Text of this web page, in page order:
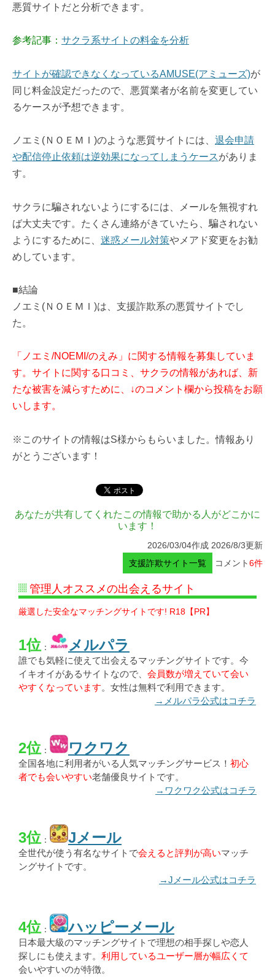
悪質サイトだと分析できます。
参考記事： サクラ系サイトの料金を分析
サイトが確認できなくなっているAMUSE(アミューズ)が
同じ料金設定だったので、悪質業者が名前を変更してい
るケースが予想できます。
ノエミ(ＮＯＥＭＩ)のような悪質サイトには、 退会申請
や配信停止依頼は逆効果になってしまうケースがありま
す。
サクラに騙されないようにするには、メールを無視すれ
ば大丈夫です。たくさん連絡がきていたら、騙されない
ようにするために、 迷惑メール対策やメアド変更をお勧
めしています。
■結論
ノエミ(ＮＯＥＭＩ)は、支援詐欺系の悪質サイトでし
た。
「ノエミ/NOEMI/のえみ」に関する情報を募集していま
す。サイトに関する口コミ、サクラの情報があれば、新
たな被害を減らすために、↓のコメント欄から投稿をお願
いします。
※このサイトの情報はS様からもらいました。情報あり
がとうございます！
あなたが共有してくれたこの情報で助かる人がどこかに
います！
2026/03/04作成 2026/8/3更新
支援詐欺サイト一覧
コメント6件
管理人オススメの出会えるサイト
厳選した安全なマッチングサイトです! R18【PR】
1位 ： メルパラ
誰でも気軽に使えて出会えるマッチングサイトです。今
イキオイがあるサイトなので、 会員数が増えていて会い
やすくなっています。女性は無料で利用できます。
→メルパラ公式はコチラ
2位 ： ワクワク
全国各地に利用者がいる人気マッチングサービス！ 初心
者でも会いやすい老舗優良サイトです。
→ワクワク公式はコチラ
3位 ： Jメール
全世代が使う有名なサイトで会えると評判が高いマッチ
ングサイトです。
→Jメール公式はコチラ
4位 ： ハッピーメール
日本最大級のマッチングサイトで理想の相手探しや恋人
探しにも使えます。 利用しているユーザー層が幅広くて
会いやすいのが特徴。